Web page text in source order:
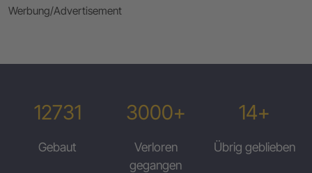
Werbung/Advertisement
12731
Gebaut
3000+
Verloren
gegangen
14+
Übrig geblieben